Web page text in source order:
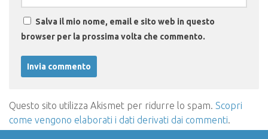
Salva il mio nome, email e sito web in questo
browser per la prossima volta che commento.
Questo sito utilizza Akismet per ridurre lo spam. Scopri
come vengono elaborati i dati derivati dai commenti.